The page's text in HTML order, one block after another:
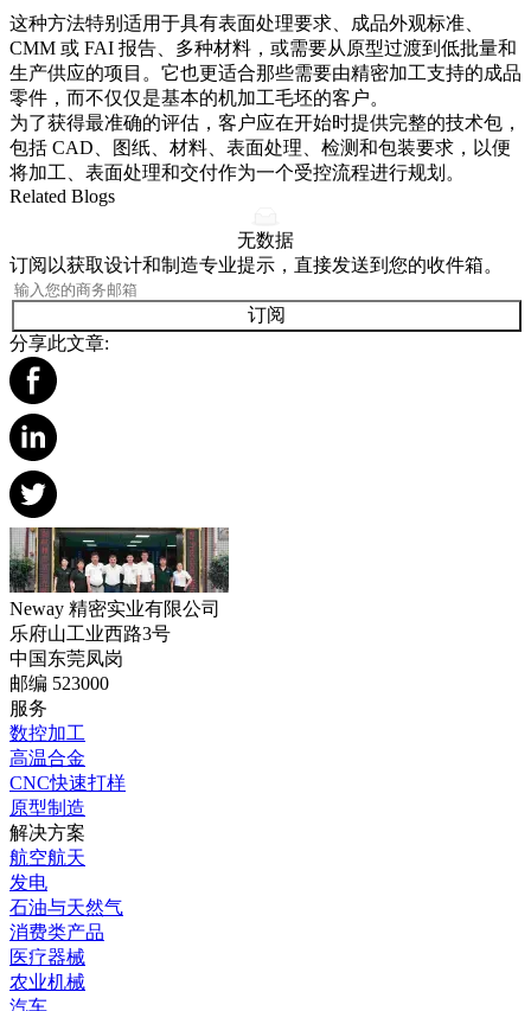
这种方法特别适用于具有表面处理要求、成品外观标准、
CMM 或 FAI 报告、多种材料，或需要从原型过渡到低批量和
生产供应的项目。它也更适合那些需要由精密加工支持的成品
零件，而不仅仅是基本的机加工毛坯的客户。
为了获得最准确的评估，客户应在开始时提供完整的技术包，
包括 CAD、图纸、材料、表面处理、检测和包装要求，以便
将加工、表面处理和交付作为一个受控流程进行规划。
Related Blogs
无数据
订阅以获取设计和制造专业提示，直接发送到您的收件箱。
订阅
分享此文章:
Neway 精密实业有限公司
乐府山工业西路3号
中国东莞凤岗
邮编 523000
服务
数控加工
高温合金
CNC快速打样
原型制造
解决方案
航空航天
发电
石油与天然气
消费类产品
医疗器械
农业机械
汽车